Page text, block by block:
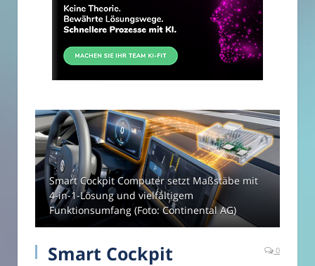
Smart Cockpit Computer setzt Maßstäbe mit
4-in-1-Lösung und vielfältigem
Funktionsumfang (Foto: Continental AG)
Smart Cockpit
0